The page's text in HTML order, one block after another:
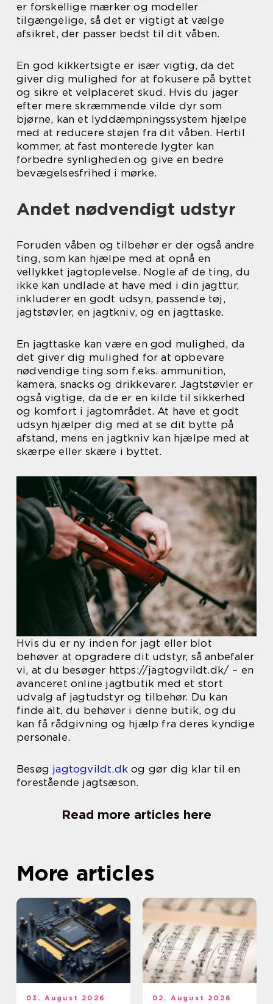
er forskellige mærker og modeller
tilgængelige, så det er vigtigt at vælge
afsikret, der passer bedst til dit våben.
En god kikkertsigte er især vigtig, da det
giver dig mulighed for at fokusere på byttet
og sikre et velplaceret skud. Hvis du jager
efter mere skræmmende vilde dyr som
bjørne, kan et lyddæmpningssystem hjælpe
med at reducere støjen fra dit våben. Hertil
kommer, at fast monterede lygter kan
forbedre synligheden og give en bedre
bevægelsesfrihed i mørke.
Andet nødvendigt udstyr
Foruden våben og tilbehør er der også andre
ting, som kan hjælpe med at opnå en
vellykket jagtoplevelse. Nogle af de ting, du
ikke kan undlade at have med i din jagttur,
inkluderer en godt udsyn, passende tøj,
jagtstøvler, en jagtkniv, og en jagttaske.
En jagttaske kan være en god mulighed, da
det giver dig mulighed for at opbevare
nødvendige ting som f.eks. ammunition,
kamera, snacks og drikkevarer. Jagtstøvler er
også vigtige, da de er en kilde til sikkerhed
og komfort i jagtområdet. At have et godt
udsyn hjælper dig med at se dit bytte på
afstand, mens en jagtkniv kan hjælpe med at
skærpe eller skære i byttet.
Hvis du er ny inden for jagt eller blot
behøver at opgradere dit udstyr, så anbefaler
vi, at du besøger https://jagtogvildt.dk/ – en
avanceret online jagtbutik med et stort
udvalg af jagtudstyr og tilbehør. Du kan
finde alt, du behøver i denne butik, og du
kan få rådgivning og hjælp fra deres kyndige
personale.
Besøg jagtogvildt.dk og gør dig klar til en
forestående jagtsæson.
Read more articles here
More articles
03. August 2026 02. August 2026